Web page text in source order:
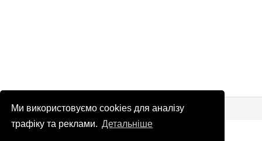
Ми використовуємо cookies для аналізу
трафіку та реклами. Детальніше
© Патріоти України 2026
Правова інформація
info @patrioty.org.ua